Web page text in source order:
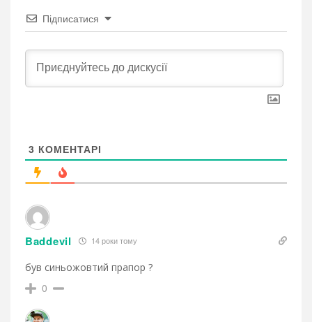
Підписатися
3 КОМЕНТАРІ
Baddevil 14 роки тому
був синьожовтий прапор ?
0